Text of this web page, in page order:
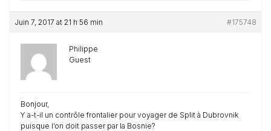
Juin 7, 2017 at 21 h 56 min #175748
Philippe
Guest
Bonjour,
Y a-t-il un contrôle frontalier pour voyager de Split à Dubrovnik
puisque l’on doit passer par la Bosnie?